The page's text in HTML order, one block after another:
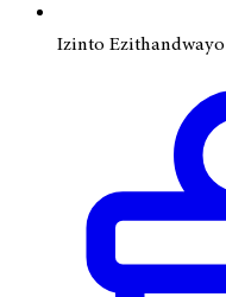
Izinto Ezithandwayo